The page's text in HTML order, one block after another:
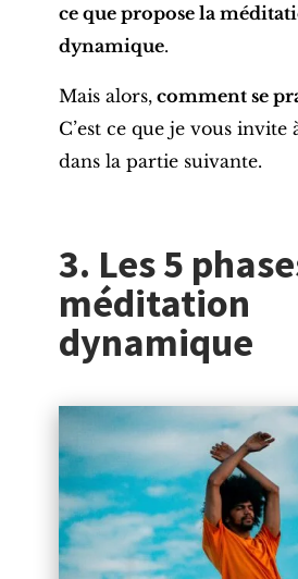
ce que propose la
dynamique.
Mais alors,comment se
C’est ce que je vous
dans la partie suivante.
3. Les 5
méditation
dynamique